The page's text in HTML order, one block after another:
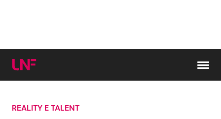
Cerca:
REALITY E TALENT